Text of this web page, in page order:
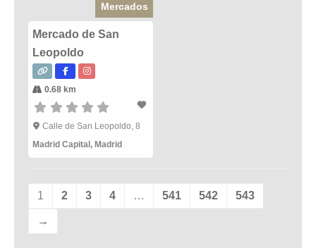
Mercados
Mercado de San
Leopoldo
0.68 km
Calle de San Leopoldo, 8
Madrid Capital, Madrid
1 2 3 4 … 541 542 543
→